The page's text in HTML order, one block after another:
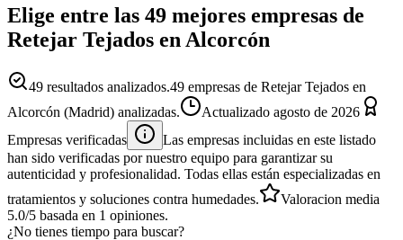
Elige entre las 49 mejores empresas de
Retejar Tejados en Alcorcón
49 resultados analizados.49 empresas de Retejar Tejados en
Alcorcón (Madrid) analizadas.
Actualizado agosto de 2026
Empresas verificadas
Las empresas incluidas en este listado
han sido verificadas por nuestro equipo para garantizar su
autenticidad y profesionalidad. Todas ellas están especializadas en
tratamientos y soluciones contra humedades.
Valoracion media
5.0/5 basada en 1 opiniones.
¿No tienes tiempo para buscar?